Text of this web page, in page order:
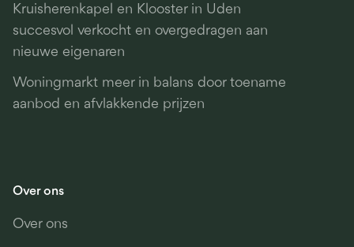
Kruisherenkapel en Klooster in Uden
succesvol verkocht en overgedragen aan
nieuwe eigenaren
Woningmarkt meer in balans door toename
aanbod en afvlakkende prijzen
Over ons
Over ons